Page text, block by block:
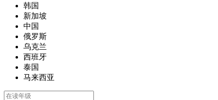
韩国
新加坡
中国
俄罗斯
乌克兰
西班牙
泰国
马来西亚